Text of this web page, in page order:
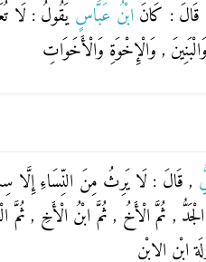
: كَانَ ابْنُ عَبَّاسٍيَقُولُ : لَا
, وَالْإِخْوَةِ وَالْأَخَوَاتِ
, قَالَ : لَا يَرِثُ مِنَ النِّسَاءِ إِلَّا
, ثُمَّ الْأَخُ , ثُمَّ ابْنُ الْأَخِ ,
ابْنِ الِابْنِ